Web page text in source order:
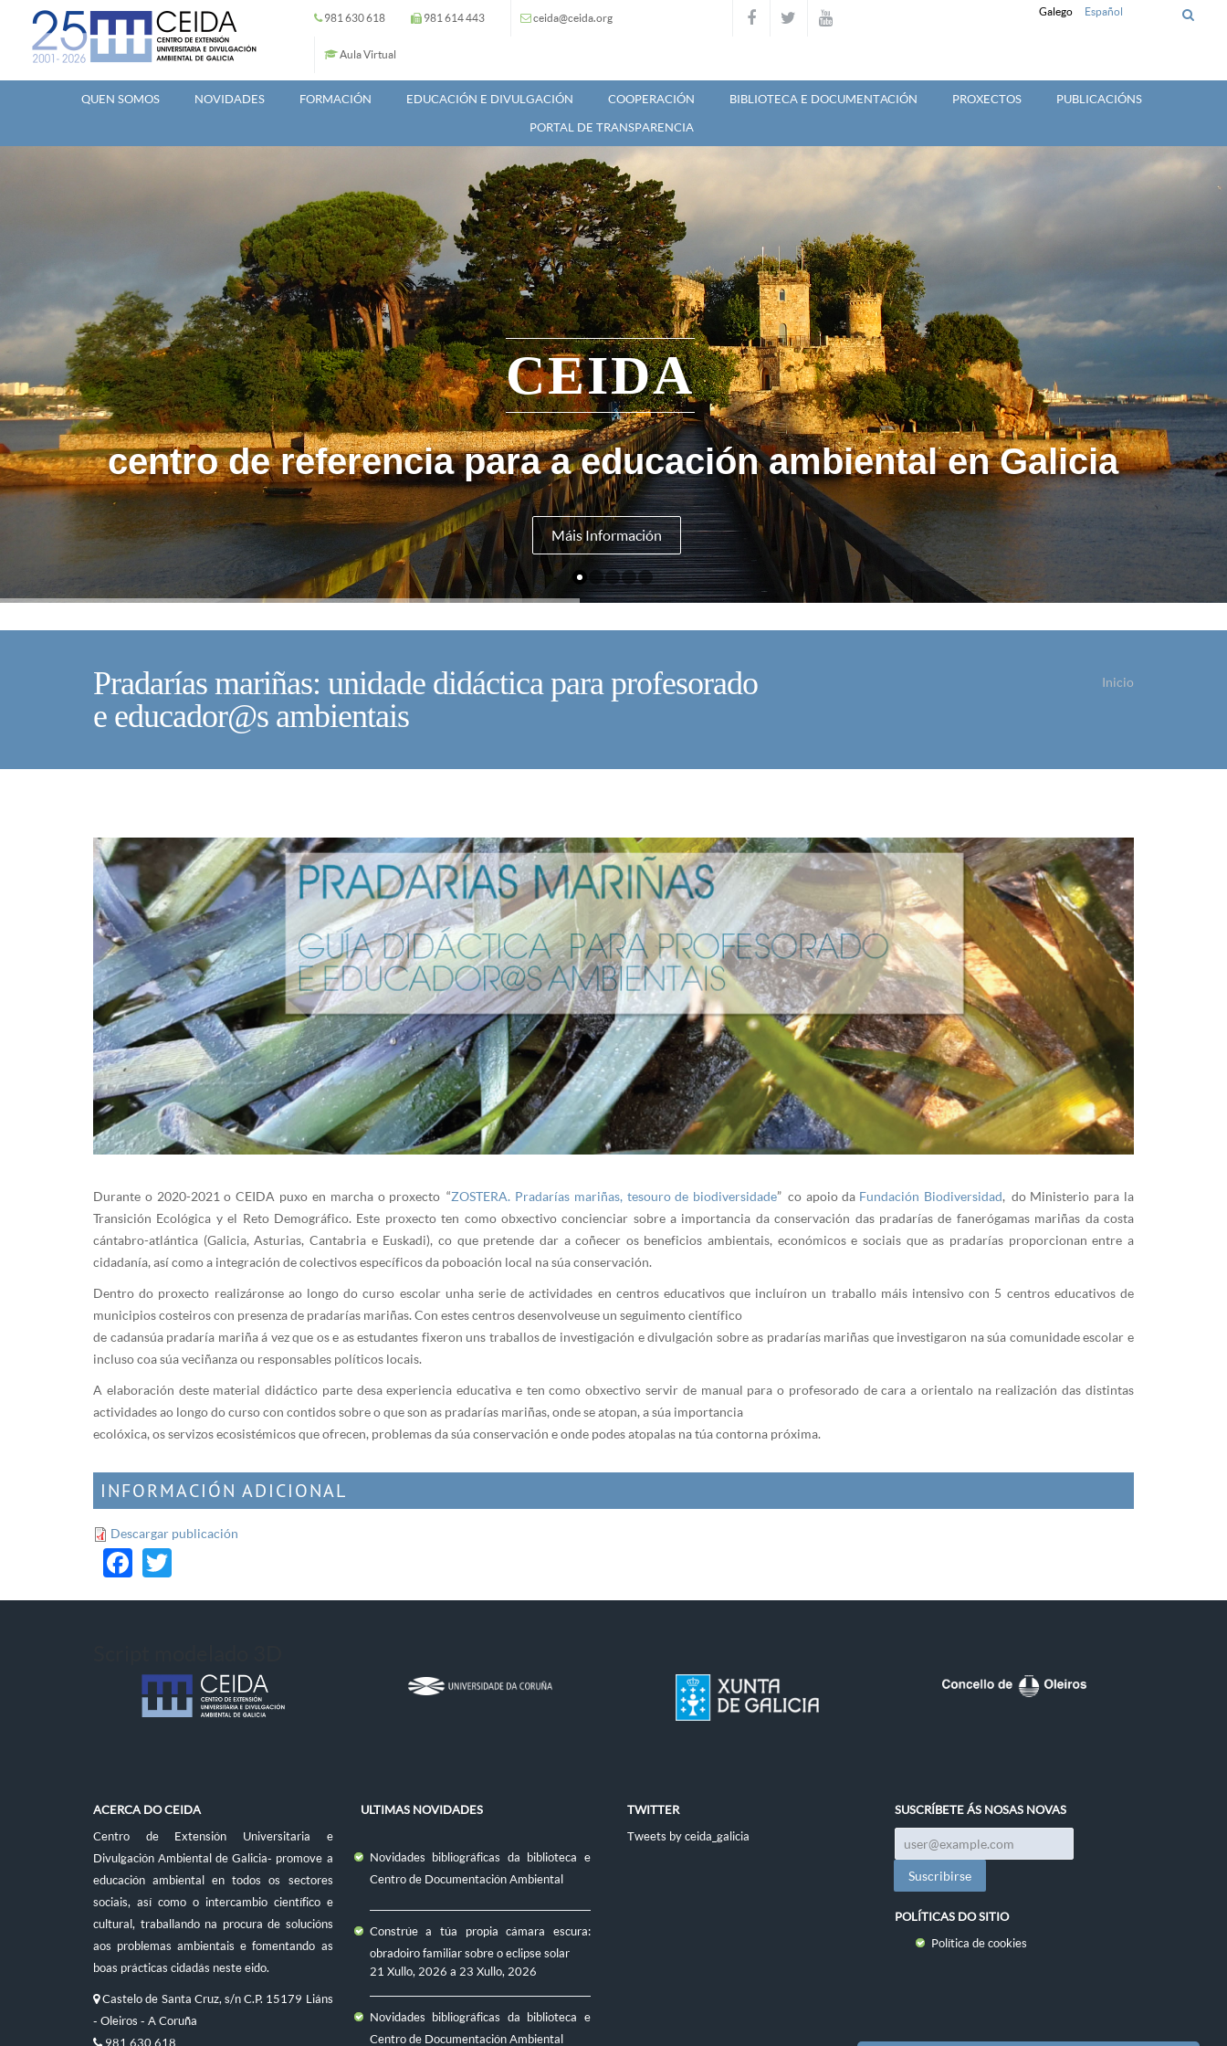
Ir o contido principal 981 630 618 981 614 443 ceida@ceida.org
Aula Virtual
Galego Español
QUEN SOMOS NOVIDADES FORMACIÓN EDUCACIÓN E DIVULGACIÓN COOPERACIÓN BIBLIOTECA E DOCUMENTACIÓN PROXECTOS
PUBLICACIÓNS
PORTAL DE TRANSPARENCIA
centro de referencia para a educación ambiental en Galicia
Máis Información
CEIDA
Pradarías mariñas: unidade didáctica para profesorado
e educador@s ambientais
Inicio
Durante o 2020-2021 o CEIDA puxo en marcha o proxecto “ZOSTERA. Pradarías mariñas, tesouro de biodiversidade” co apoio da Fundación Biodiversidad, do Ministerio para la
Transición Ecológica y el Reto Demográfico. Este proxecto ten como obxectivo concienciar sobre a importancia da conservación das pradarías de fanerógamas mariñas da costa
cántabro-atlántica (Galicia, Asturias, Cantabria e Euskadi), co que pretende dar a coñecer os beneficios ambientais, económicos e sociais que as pradarías proporcionan entre a
cidadanía, así como a integración de colectivos específicos da poboación local na súa conservación.
Dentro do proxecto realizáronse ao longo do curso escolar unha serie de actividades en centros educativos que incluíron un traballo máis intensivo con 5 centros educativos de
municipios costeiros con presenza de pradarías mariñas. Con estes centros desenvolveuse un seguimento científico
de cadansúa pradaría mariña á vez que os e as estudantes fixeron uns traballos de investigación e divulgación sobre as pradarías mariñas que investigaron na súa comunidade escolar e
incluso coa súa veciñanza ou responsables políticos locais.
A elaboración deste material didáctico parte desa experiencia educativa e ten como obxectivo servir de manual para o profesorado de cara a orientalo na realización das distintas
actividades ao longo do curso con contidos sobre o que son as pradarías mariñas, onde se atopan, a súa importancia
ecolóxica, os servizos ecosistémicos que ofrecen, problemas da súa conservación e onde podes atopalas na túa contorna próxima.
INFORMACIÓN ADICIONAL
Descargar publicación
Facebook
ACERCA DO CEIDA
Centro de Extensión Universitaria e
Divulgación Ambiental de Galicia- promove a
educación ambiental en todos os sectores
sociais, así como o intercambio científico e
cultural, traballando na procura de solucións
aos problemas ambientais e fomentando as
boas prácticas cidadás neste eido.
Castelo de Santa Cruz, s/n C.P. 15179 Liáns
- Oleiros - A Coruña
981 630 618
ULTIMAS NOVIDADES
Novidades bibliográficas da biblioteca e
Centro de Documentación Ambiental
Constrúe a túa propia cámara escura:
obradoiro familiar sobre o eclipse solar
21 Xullo, 2026 a 23 Xullo, 2026
Novidades bibliográficas da biblioteca e
Centro de Documentación Ambiental
TWITTER
Tweets by ceida_galicia
SUSCRÍBETE ÁS NOSAS NOVAS
POLÍTICAS DO SITIO
Política de cookies